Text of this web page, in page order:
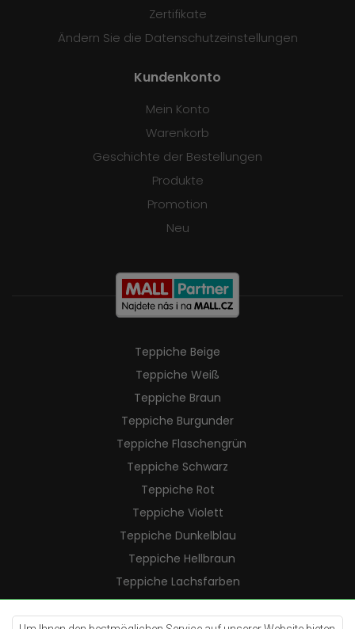
Zertifikate
Ändern Sie die Datenschutzeinstellungen
Kundenkonto
Mein Konto
Warenkorb
Geschichte der Bestellungen
Produkte
Promotion
Neu
Teppiche Beige
Teppiche Weiß
Teppiche Braun
Teppiche Burgunder
Teppiche Flaschengrün
Teppiche Schwarz
Teppiche Rot
Teppiche Violett
Teppiche Dunkelblau
Teppiche Hellbraun
Teppiche Lachsfarben
Teppiche Cremefarben